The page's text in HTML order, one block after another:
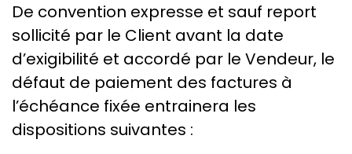
De convention expresse et sauf report
sollicité par le Client avant la date
d’exigibilité et accordé par le Vendeur, le
défaut de paiement des factures à
l’échéance fixée entrainera les
dispositions suivantes :